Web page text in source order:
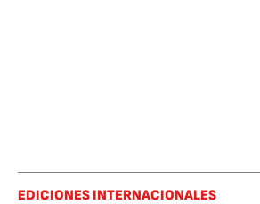
EDICIONES INTERNACIONALES